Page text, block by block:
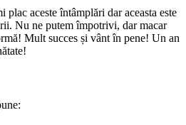
aceste întâmplări dar aceasta este
Nu ne putem împotrivi, dar macar
Mult succes și vânt în pene! Un an